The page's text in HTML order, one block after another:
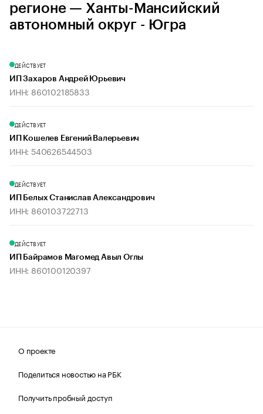
регионе — Ханты-Мансийский
автономный округ - Югра
ДЕЙСТВУЕТ
ИП Захаров Андрей Юрьевич
ИНН: 860102185833
ДЕЙСТВУЕТ
ИП Кошелев Евгений Валерьевич
ИНН: 540626544503
ДЕЙСТВУЕТ
ИП Белых Станислав Александрович
ИНН: 860103722713
ДЕЙСТВУЕТ
ИП Байрамов Магомед Авыл Оглы
ИНН: 860100120397
О проекте
Поделиться новостью на РБК
Получить пробный доступ